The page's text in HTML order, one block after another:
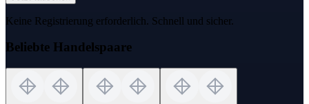
Keine Registrierung erforderlich. Schnell und sicher.
Beliebte Handelspaare